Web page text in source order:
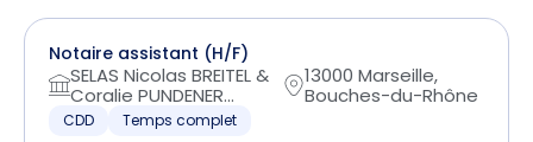
Notaire assistant (H/F)
SELAS Nicolas BREITEL &
Coralie PUNDENER...
13000 Marseille,
Bouches-du-Rhône
CDD Temps complet